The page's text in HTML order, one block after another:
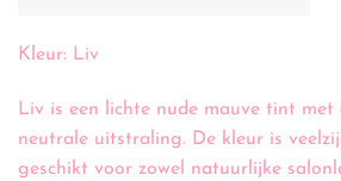
Kleur: Liv
Liv is een lichte nude mauve tint met
neutrale uitstraling. De kleur is
geschikt voor zowel natuurlijke